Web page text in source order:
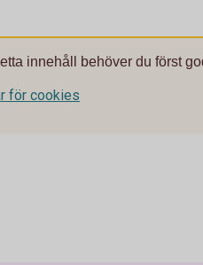
innehåll behöver du först
för cookies